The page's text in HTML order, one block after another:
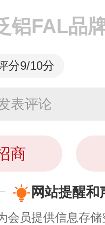
铝FAL品
分9/10分
表评论
商
网站提醒和
会员提供信息存